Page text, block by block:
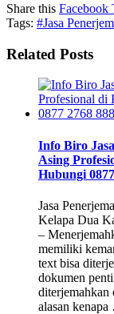
Share this Facebook
Tags: #Jasa
Related Posts
Info Biro
Asing
Hubungi
Jasa
Kelapa Dua
–
memiliki
text bisa
dokumen
diterjemahkan
alasan